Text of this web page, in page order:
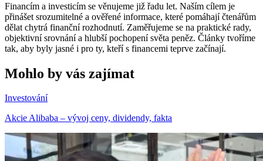
Financím a investicím se věnujeme již řadu let. Naším cílem je
přinášet srozumitelné a ověřené informace, které pomáhají čtenářům
dělat chytrá finanční rozhodnutí. Zaměřujeme se na praktické rady,
objektivní srovnání a hlubší pochopení světa peněz. Články tvoříme
tak, aby byly jasné i pro ty, kteří s financemi teprve začínají.
Mohlo by vás zajímat
Investování
Akcie Alibaba – vývoj ceny, dividendy, fakta